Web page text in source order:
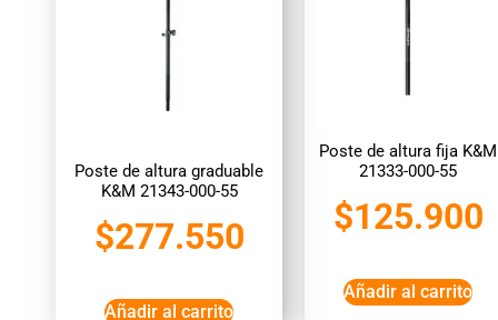
Poste de altura graduable
K&M 21343-000-55
$277.550
Añadir al carrito
Poste de altura fija K&M
21333-000-55
$125.900
Añadir al carrito